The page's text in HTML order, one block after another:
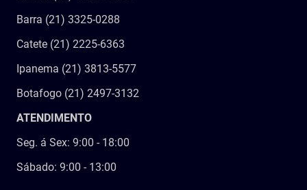
Barra (21) 3325-0288
Catete (21) 2225-6363
Ipanema (21) 3813-5577
Botafogo (21) 2497-3132
ATENDIMENTO
Seg. á Sex: 9:00 - 18:00
Sábado: 9:00 - 13:00